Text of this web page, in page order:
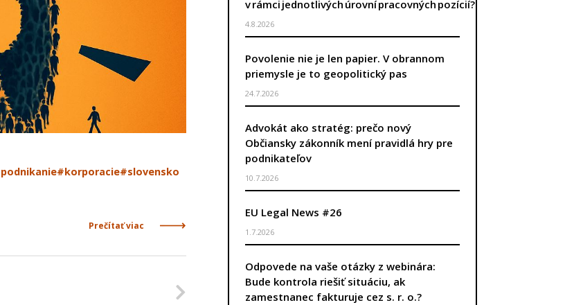
#korporacie#slovensko
Prečítať viac
Nasledujúca strana
v rámci jednotlivých úrovní pracovných pozícií?
4.8.2026
Povolenie nie je len papier. V obrannom
priemysle je to geopolitický pas
24.7.2026
Advokát ako stratég: prečo nový
Občiansky zákonník mení pravidlá hry pre
podnikateľov
10.7.2026
EU Legal News #26
1.7.2026
Odpovede na vaše otázky z webinára:
Bude kontrola riešiť situáciu, ak
zamestnanec fakturuje cez s. r. o.?